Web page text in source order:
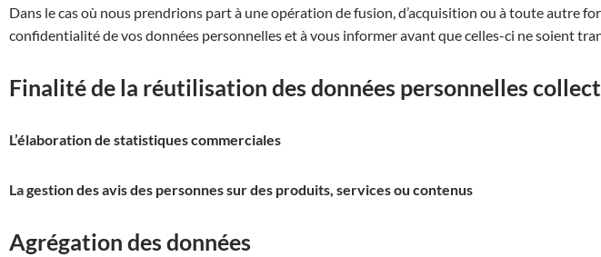
Dans le cas où nous prendrions part à une opération de fusion, d’acquisition ou à toute autre
confidentialité de vos données personnelles et à vous informer avant que celles-ci ne soient
Finalité de la réutilisation des données personnelles
L’élaboration de statistiques commerciales
La gestion des avis des personnes sur des produits, services ou contenus
Agrégation des données